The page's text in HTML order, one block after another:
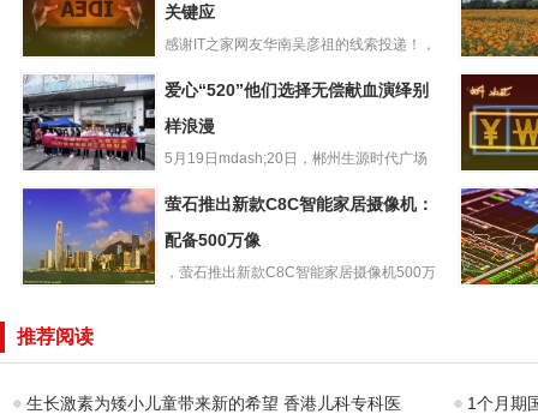
浪潮发布新一代
K1PowerK8850G
3关键应
关键应
感谢IT之家网友华南吴彦祖的线索投递！，
共建绿美
企青年赴
地开展志
爱心“520”他们选
择无偿献血演绎
别样浪漫
爱心“520”他们选择无偿献血演绎别
样浪漫
5月19日mdash;20日，郴州生源时代广场
o手机官
内置
C8C智能家居摄
萤石推出新款C8C智能家居摄像机：
配备500万像
，萤石推出新款C8C智能家居摄像机500万
推荐阅读
生长激素为矮小儿童带来新的希望 香港儿科专科医 1个月期